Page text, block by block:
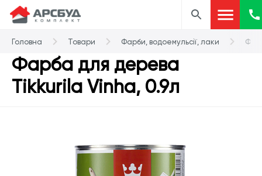
Головна Товари Фарби, водоемульсії, лаки
Фарба для дерева
Tikkurila Vinha, 0.9л